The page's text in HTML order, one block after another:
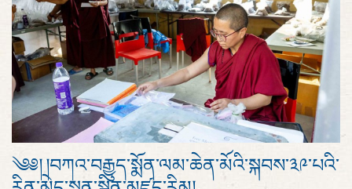
༄༅། །བཀའ་བརྒྱུད་སྨོན་ལམ་ཆེན་མོའི་སྐབས་༣༩་པའི་